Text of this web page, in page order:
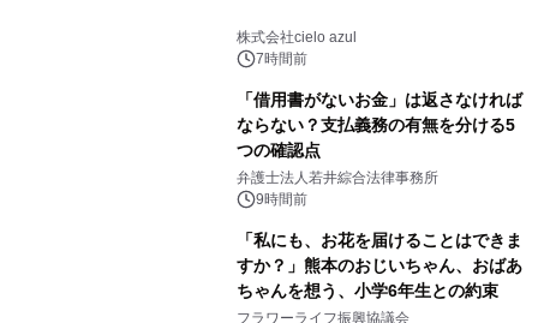
株式会社cielo azul
7時間前
「借用書がないお金」は返さなければ
ならない？支払義務の有無を分ける5
つの確認点
弁護士法人若井綜合法律事務所
9時間前
「私にも、お花を届けることはできま
すか？」熊本のおじいちゃん、おばあ
ちゃんを想う、小学6年生との約束
フラワーライフ振興協議会